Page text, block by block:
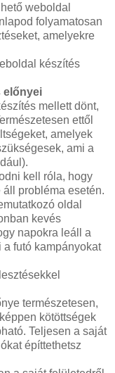
weboldal
folyamatosan
amelyekre
készítés
előnyei
mellett dönt,
ettől
amelyek
ami a
kell róla, hogy
probléma esetén.
oldal
kevés
napokra leáll a
futó kampányokat
természetesen,
kötöttségek
Teljesen a saját
építtethetsz